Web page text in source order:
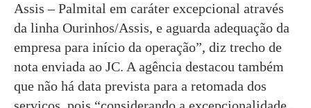
Assis – Palmital em caráter excepcional através
da linha Ourinhos/Assis, e aguarda adequação da
empresa para início da operação”, diz trecho de
nota enviada ao JC. A agência destacou também
que não há data prevista para a retomada dos